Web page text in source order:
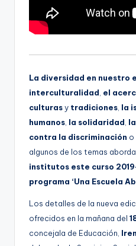
La diversidad en nuestro
interculturalidad el
culturasy tradiciones la
humanos la solidaridad
contra la discriminación o
algunos de los temas
institutos este curso
programa ‘Una Escuela
Los detalles de la nueva
ofrecidos en la mañana del
concejala de Educación,